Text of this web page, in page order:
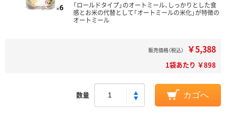
「ロールドタイプ」のオートミール、しっかりとした食
感とお米の代替として「オートミールの米化」が特徴の
オートミール
販売価格（税込） ￥5,388
1袋あたり ￥898
数量 カゴへ